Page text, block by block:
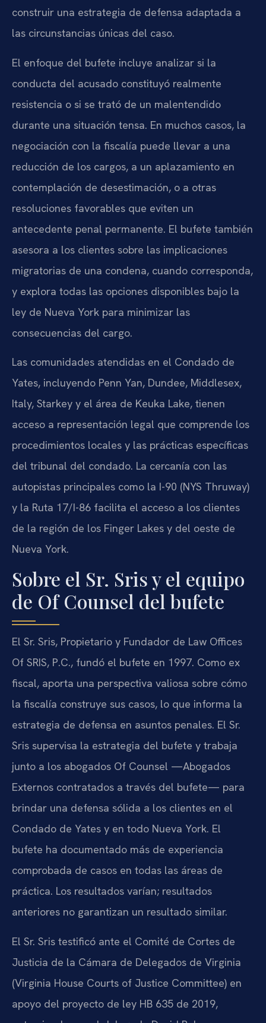
construir una estrategia de defensa adaptada a
las circunstancias únicas del caso.
El enfoque del bufete incluye analizar si la
conducta del acusado constituyó realmente
resistencia o si se trató de un malentendido
durante una situación tensa. En muchos casos, la
negociación con la fiscalía puede llevar a una
reducción de los cargos, a un aplazamiento en
contemplación de desestimación, o a otras
resoluciones favorables que eviten un
antecedente penal permanente. El bufete también
asesora a los clientes sobre las implicaciones
migratorias de una condena, cuando corresponda,
y explora todas las opciones disponibles bajo la
ley de Nueva York para minimizar las
consecuencias del cargo.
Las comunidades atendidas en el Condado de
Yates, incluyendo Penn Yan, Dundee, Middlesex,
Italy, Starkey y el área de Keuka Lake, tienen
acceso a representación legal que comprende los
procedimientos locales y las prácticas específicas
del tribunal del condado. La cercanía con las
autopistas principales como la I-90 (NYS Thruway)
y la Ruta 17/I-86 facilita el acceso a los clientes
de la región de los Finger Lakes y del oeste de
Nueva York.
Sobre el Sr. Sris y el equipo
de Of Counsel del bufete
El Sr. Sris, Propietario y Fundador de Law Offices
Of SRIS, P.C., fundó el bufete en 1997. Como ex
fiscal, aporta una perspectiva valiosa sobre cómo
la fiscalía construye sus casos, lo que informa la
estrategia de defensa en asuntos penales. El Sr.
Sris supervisa la estrategia del bufete y trabaja
junto a los abogados Of Counsel —Abogados
Externos contratados a través del bufete— para
brindar una defensa sólida a los clientes en el
Condado de Yates y en todo Nueva York. El
bufete ha documentado más de experiencia
comprobada de casos en todas las áreas de
práctica. Los resultados varían; resultados
anteriores no garantizan un resultado similar.
El Sr. Sris testificó ante el Comité de Cortes de
Justicia de la Cámara de Delegados de Virginia
(Virginia House Courts of Justice Committee) en
apoyo del proyecto de ley HB 635 de 2019,